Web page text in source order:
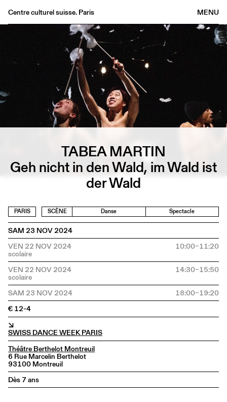
MENU
Centre culturel suisse. Paris
Buvette
Médiathèque
Informations
TABEA MARTIN
Geh nicht in den Wald, im Wald ist
der Wald
PARIS SCÈNE Danse Spectacle
SAM 23 NOV 2024
VEN 22 NOV 2024
10:00–11:20
VEN 22 NOV 2024 14:30–15:50
SAM 23 NOV 2024
18:00–19:20
€ 12-4
↘
SWISS DANCE WEEK PARIS
Théâtre Berthelot Montreuil
6 Rue Marcelin Berthelot
93100 Montreuil
Dès 7 ans